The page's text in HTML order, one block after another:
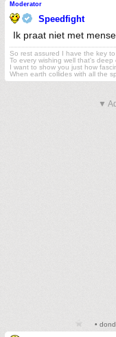
Moderator
Speedfight
Ik praat niet met
So rest assured I have the key
To every wishing well that's
I want to show you just how
When earth collides with all the
▼
•